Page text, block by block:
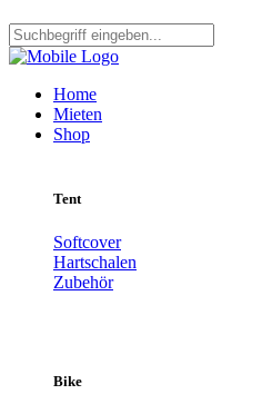
Home
Mieten
Shop
Tent
Softcover
Hartschalen
Zubehör
Bike